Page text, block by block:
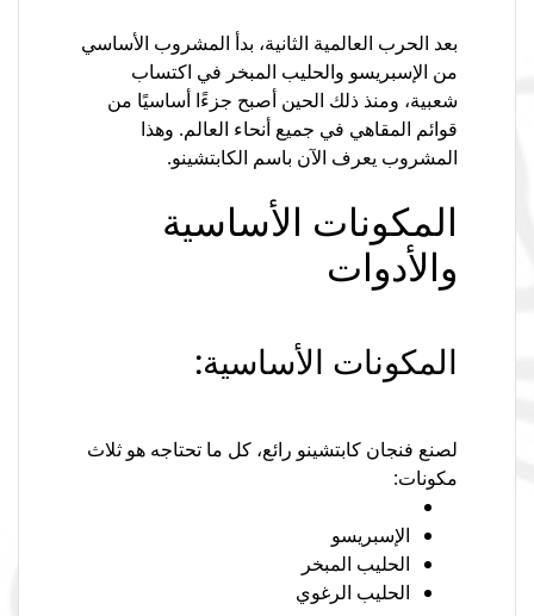
بعد الحرب العالمية الثانية، بدأ المشروب الأساسي
من الإسبريسو والحليب المبخر في اكتساب
شعبية، ومنذ ذلك الحين أصبح جزءًا أساسيًا من
قوائم المقاهي في جميع أنحاء العالم. وهذا
المشروب يعرف الآن باسم الكابتشينو.
المكونات الأساسية
والأدوات
المكونات الأساسية:
لصنع فنجان كابتشينو رائع، كل ما تحتاجه هو ثلاث
مكونات:
الإسبريسو
الحليب المبخر
الحليب الرغوي